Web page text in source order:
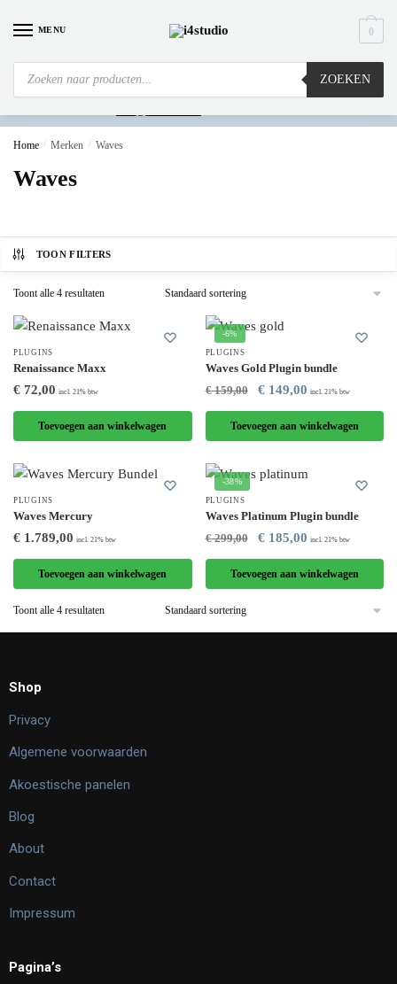
MENU
ZOEKEN
0
Home / Merken / Waves
Waves
TOON FILTERS
Toont alle 4 resultaten
PLUGINS
Renaissance Maxx
€ 72,00 incl. 21% btw
Toevoegen aan winkelwagen
-6%
PLUGINS
Waves Gold Plugin bundle
€159,00 €149,00 incl. 21% btw
Toevoegen aan winkelwagen
PLUGINS
Waves Mercury
€ 1.789,00 incl. 21% btw
Toevoegen aan winkelwagen
-38%
PLUGINS
Waves Platinum Plugin bundle
€299,00 €185,00 incl. 21% btw
Toevoegen aan winkelwagen
Toont alle 4 resultaten
Shop
Privacy
Algemene voorwaarden
Akoestische panelen
Blog
About
Contact
Impressum
Pagina’s